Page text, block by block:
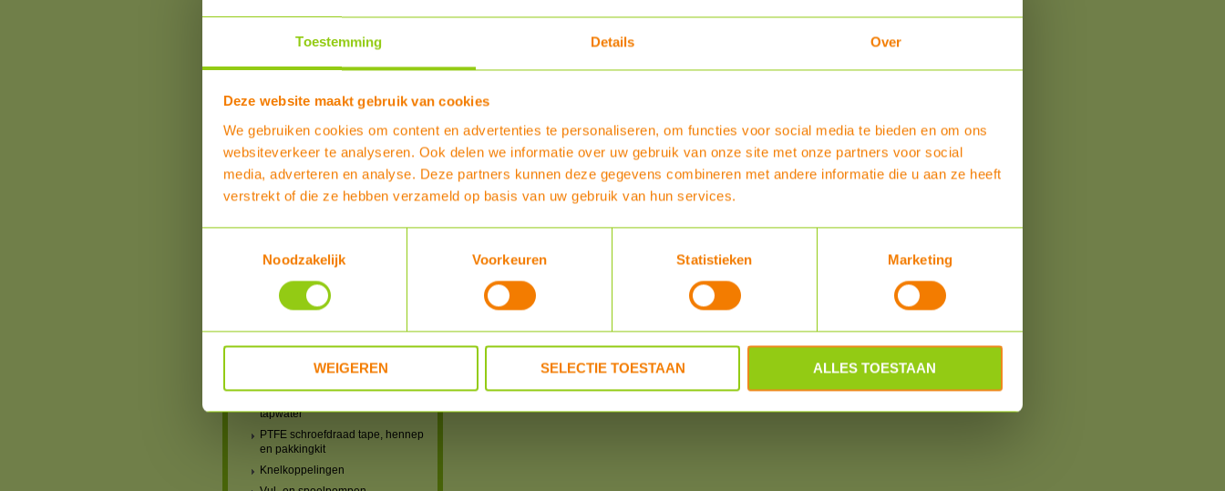
Toestemming Details Over
Deze website maakt gebruik van cookies
We gebruiken cookies om content en advertenties te personaliseren, om functies voor social media te bieden en om ons
websiteverkeer te analyseren. Ook delen we informatie over uw gebruik van onze site met onze partners voor social
media, adverteren en analyse. Deze partners kunnen deze gegevens combineren met andere informatie die u aan ze heeft
verstrekt of die ze hebben verzameld op basis van uw gebruik van hun services.
Noodzakelijk
Voorkeuren Statistieken Marketing
WEIGEREN SELECTIE TOESTAAN ALLES TOESTAAN
elektrisch
Verwarmingscircuit-set,
Blindstoppen en blindkappen met
Schroefkoppelingen 1/2"
Schroefkoppelingen 3/4"
Schroefkoppelingen 1"
Schroefkoppelingen 1 1/4"
Schroefkoppelingen 1 1/2"
Verloopadapters Uitwendige -
Inwendige Schroefdraad (US-IS)
Verloopsokken Inwendige -
Verloopnippels Uitwendige -
tapwater
PTFE schroefdraad tape, hennep
en pakkingkit
Knelkoppelingen
REVIEWER
BESTELLING PRIMA AFGEHANDELD